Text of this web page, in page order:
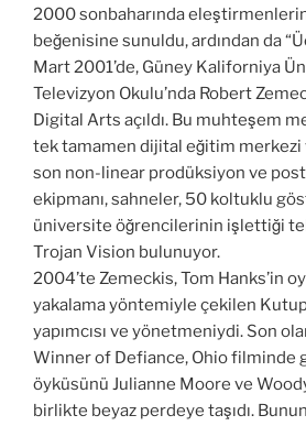
2000 sonbaharında
beğenisine sunuldu, ardından da
Mart 2001’de, Güney Kaliforniya
Televizyon Okulu’nda Robert
Digital Arts açıldı. Bu muhteşem
tek tamamen dijital eğitim merkezi
son non-linear prodüksiyon ve
ekipmanı, sahneler, 50 koltuklu
üniversite öğrencilerinin işlettiği
Trojan Vision bulunuyor.
2004’te Zemeckis, Tom Hanks’in
yakalama yöntemiyle çekilen
yapımcısı ve yönetmeniydi. Son
Winner of Defiance, Ohio filminde
öyküsünü Julianne Moore ve
birlikte beyaz perdeye taşıdı.